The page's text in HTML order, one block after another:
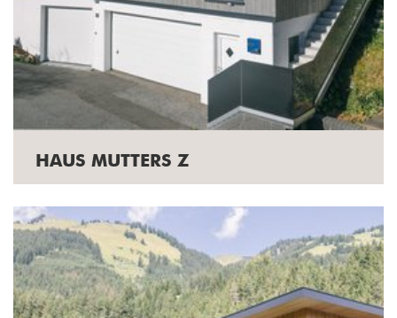
HAUS MUTTERS Z